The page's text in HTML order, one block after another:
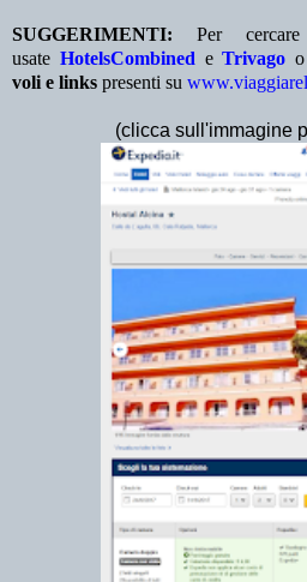
SUGGERIMENTI: Per cercare
usate HotelsCombined eTrivago
voli e links presenti su
(clicca sull'immagine